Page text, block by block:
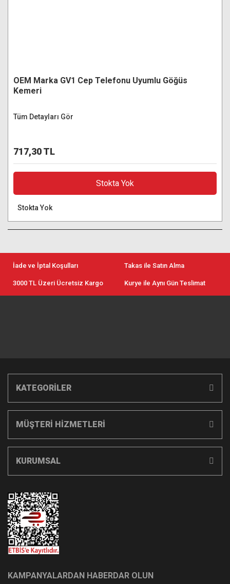
OEM Marka GV1 Cep Telefonu Uyumlu Göğüs
Kemeri
Tüm Detayları Gör
717,30 TL
Stokta Yok
Stokta Yok
İade ve İptal Koşulları Takas ile Satın Alma
3000 TL Üzeri Ücretsiz Kargo Kurye ile Aynı Gün Teslimat
KATEGORİLER
MÜŞTERİ HİZMETLERİ
KURUMSAL
KAMPANYALARDAN HABERDAR OLUN